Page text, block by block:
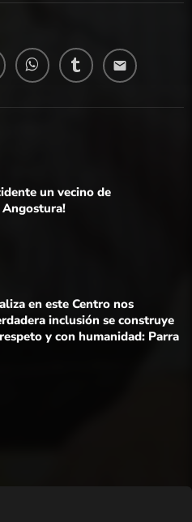
email
un vecino de
en este Centro nos
inclusión se construye
y con humanidad: Parra